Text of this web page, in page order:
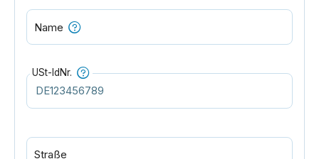
Name
USt-IdNr.
Straße